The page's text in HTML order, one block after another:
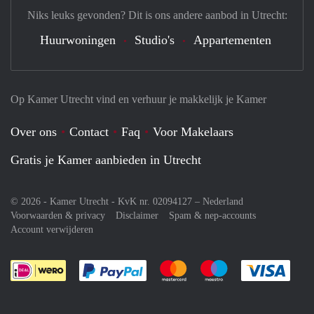
Op Kamer Utrecht vind en verhuur je makkelijk je Kamer
Over ons Contact Faq
Voor Makelaars
Gratis je Kamer aanbieden in Utrecht
© 2026 - Kamer Utrecht - KvK nr. 02094127 – Nederland
Voorwaarden & privacy
Disclaimer
Spam & nep-accounts
Account verwijderen
Je rekent gemakkelijk af met Paypal
Je rekent gemakkelijk af met
Je rekent
Niks leuks gevonden? Dit is ons andere aanbod in Utrecht:
Huurwoningen Studio's Appartementen